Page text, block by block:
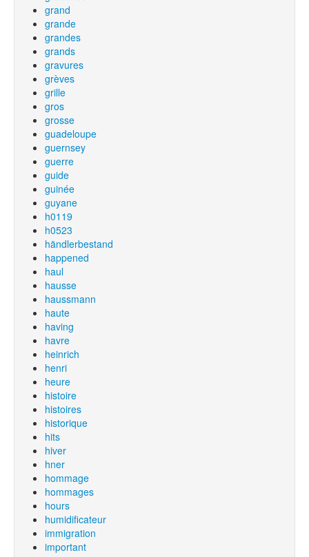
grand
grande
grandes
grands
gravures
grèves
grille
gros
grosse
guadeloupe
guernsey
guerre
guide
guinée
guyane
h0119
h0523
händlerbestand
happened
haul
hausse
haussmann
haute
having
havre
heinrich
henri
heure
histoire
histoires
historique
hits
hiver
hner
hommage
hommages
hours
humidificateur
immigration
important